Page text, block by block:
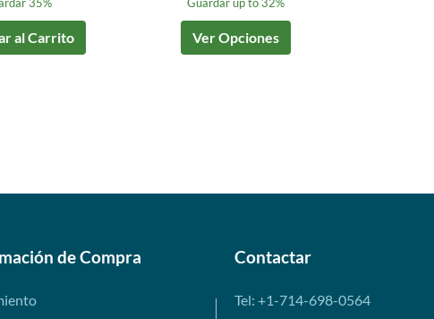
al Carrito Ver Opciones
de Compra Contactar
Tel: +1-714-698-0564